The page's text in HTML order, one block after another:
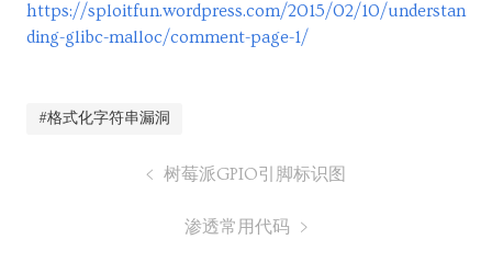
https://sploitfun.wordpress.com/2015/02/10/understan
ding-glibc-malloc/comment-page-1/
#格式化字符串漏洞
树莓派GPIO引脚标识图
渗透常用代码